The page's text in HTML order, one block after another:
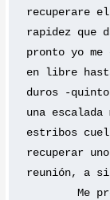
recuperare
rapidez que
pronto yo me
en libre
duros -
una escalada
estribos
recuperar
reunión, a